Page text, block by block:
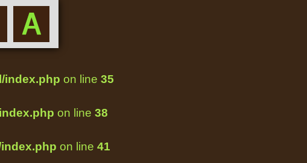
index.php on line 35
on line 38
on line 41